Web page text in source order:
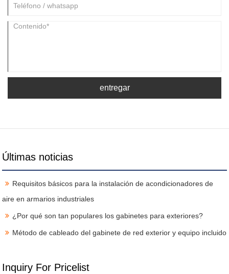
entregar
Últimas noticias
Requisitos básicos para la instalación de acondicionadores de
aire en armarios industriales
¿Por qué son tan populares los gabinetes para exteriores?
Método de cableado del gabinete de red exterior y equipo incluido
Inquiry For Pricelist